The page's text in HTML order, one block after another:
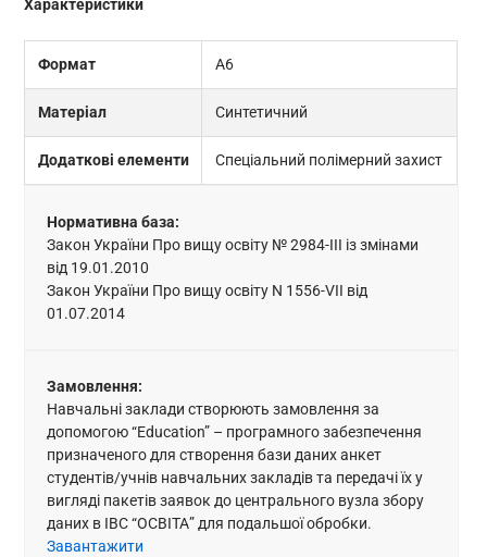
Характеристики
Формат А6
Матеріал Синтетичний
Додаткові елементи Спеціальний полімерний захист
Нормативна база:
Закон України Про вищу освіту № 2984-ІІІ із змінами
від 19.01.2010
Закон України Про вищу освіту N 1556-VII від
01.07.2014
Замовлення:
Навчальні заклади створюють замовлення за
допомогою “Education” – програмного забезпечення
призначеного для створення бази даних анкет
студентів/учнів навчальних закладів та передачі їх у
вигляді пакетів заявок до центрального вузла збору
даних в ІВС “ОСВІТА” для подальшої обробки.
Завантажити